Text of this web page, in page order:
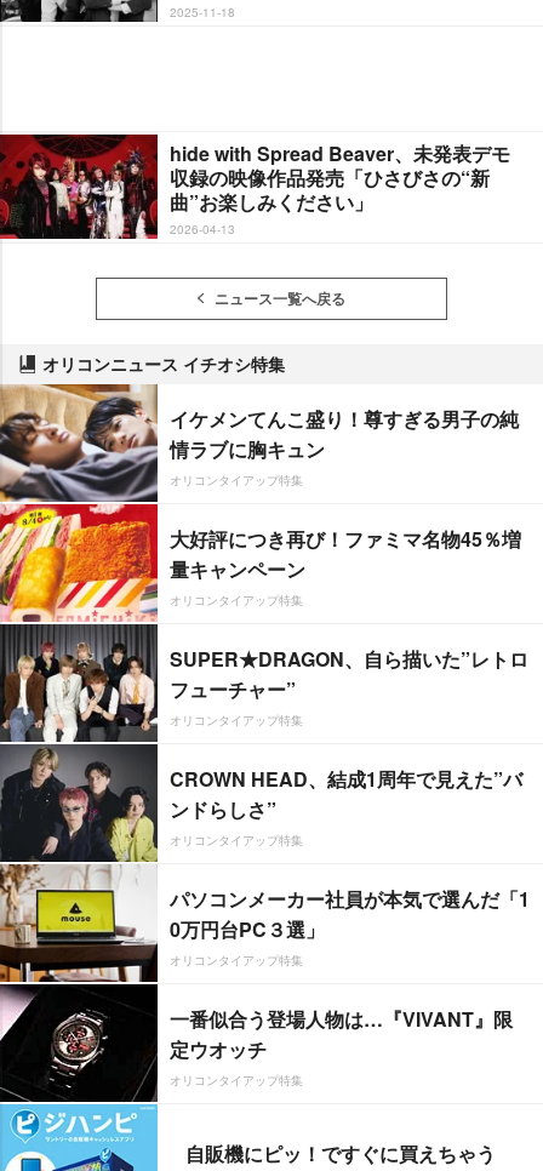
2025-11-18
hide with Spread Beaver、未発表デモ
収録の映像作品発売「ひさびさの“新
曲”お楽しみください」
2026-04-13
ニュース一覧へ戻る
オリコンニュース イチオシ特集
イケメンてんこ盛り！尊すぎる男子の純
情ラブに胸キュン
オリコンタイアップ特集
大好評につき再び！ファミマ名物45％増
量キャンペーン
オリコンタイアップ特集
SUPER★DRAGON、自ら描いた”レトロ
フューチャー”
オリコンタイアップ特集
CROWN HEAD、結成1周年で見えた”バ
ンドらしさ”
オリコンタイアップ特集
パソコンメーカー社員が本気で選んだ「1
0万円台PC３選」
オリコンタイアップ特集
一番似合う登場人物は…『VIVANT』限
定ウオッチ
オリコンタイアップ特集
自販機にピッ！ですぐに買えちゃう